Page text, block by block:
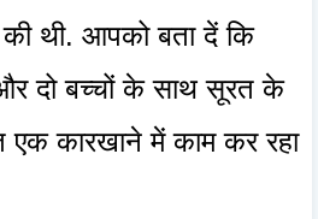
थी. आपको बता दें कि
दो बच्चों के साथ सूरत के
कारखाने में काम कर रहा